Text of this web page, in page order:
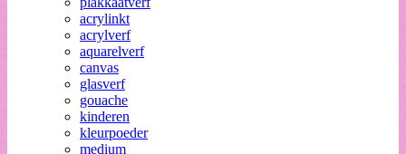
acrylinkt
acrylverf
aquarelverf
canvas
glasverf
gouache
kinderen
kleurpoeder
medium